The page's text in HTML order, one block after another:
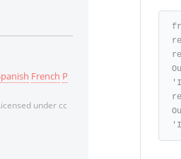
French P
under cc